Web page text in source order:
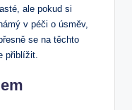
ale pokud si
v péči o úsměv,
se na těchto
přiblížit.